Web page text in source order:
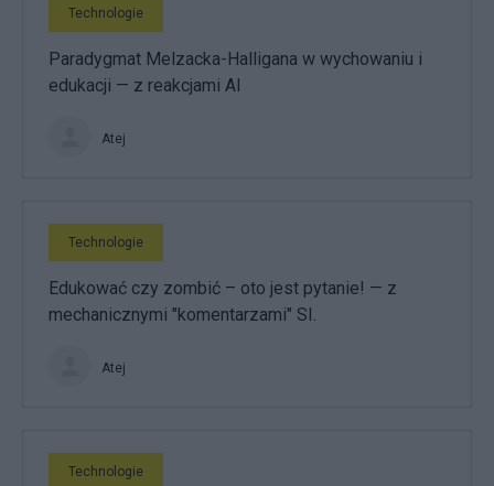
Technologie
Paradygmat Melzacka-Halligana w wychowaniu i
edukacji — z reakcjami AI
Atej
Technologie
Edukować czy zombić – oto jest pytanie! — z
mechanicznymi "komentarzami" SI.
Atej
Technologie